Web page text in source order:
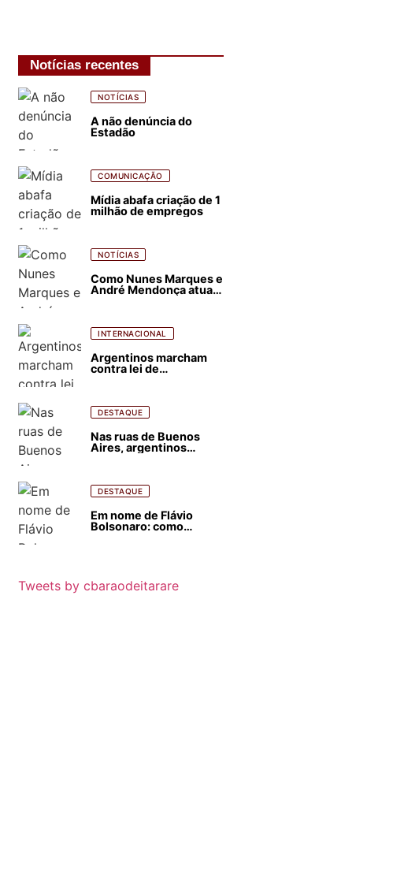
Notícias recentes
NOTÍCIAS
A não denúncia do
Estadão
COMUNICAÇÃO
Mídia abafa criação de 1
milhão de empregos
NOTÍCIAS
Como Nunes Marques e
André Mendonça atuam
INTERNACIONAL
Argentinos marcham
contra lei de
florestais
DESTAQUE
Nas ruas de Buenos
Aires, argentinos
DESTAQUE
Em nome de Flávio
Bolsonaro: como
Tweets by cbaraodeitarare